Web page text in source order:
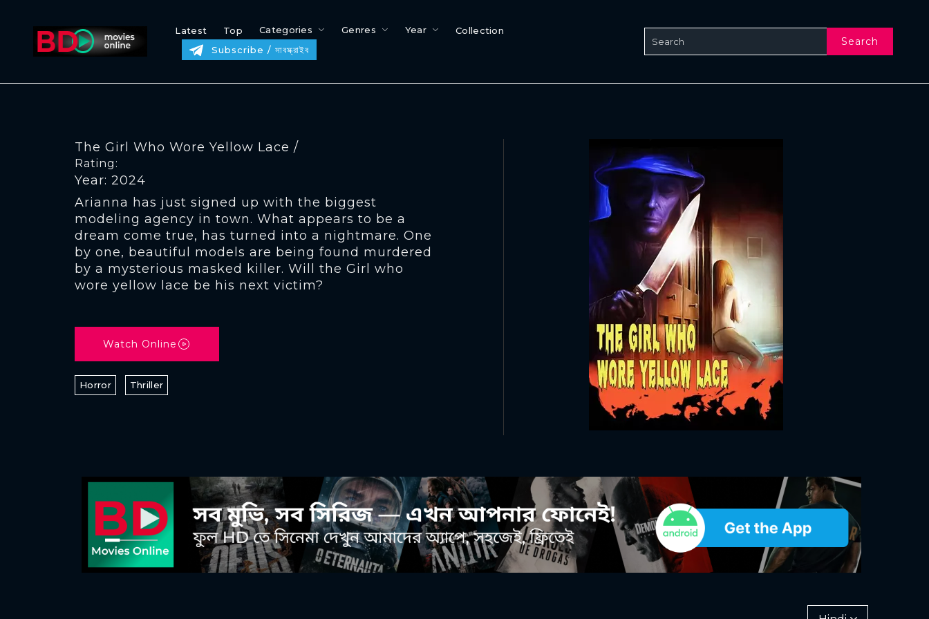
Latest Top Categories Genres Year
Collection
Subscribe / সাবস্ক্রাইব
Search
The Girl Who Wore Yellow Lace /
Rating:
Year: 2024
Arianna has just signed up with the biggest
modeling agency in town. What appears to be a
dream come true, has turned into a nightmare. One
by one, beautiful models are being found murdered
by a mysterious masked killer. Will the Girl who
wore yellow lace be his next victim?
Watch Online
Horror Thriller